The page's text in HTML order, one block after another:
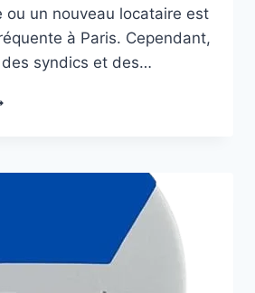
ou un nouveau locataire est
à Paris. Cependant,
syndics et des…